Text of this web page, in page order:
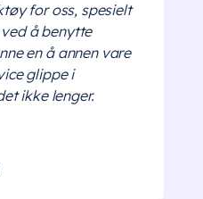
for oss, spesielt
å benytte
en å annen vare
glippe i
ikke lenger.